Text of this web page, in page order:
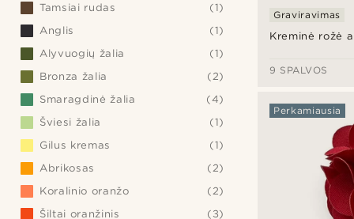
Kreminė rožė
Graviravimas
9 SPALVOS
Perkamiausia
Tamsiai rudas
(1)
Anglis
(1)
Alyvuogių žalia
(1)
Bronza žalia
(2)
Smaragdinė žalia
(4)
Šviesi žalia
(1)
Gilus kremas
(1)
Abrikosas
(2)
Koralinio oranžo
(2)
Šiltai oranžinis
(3)